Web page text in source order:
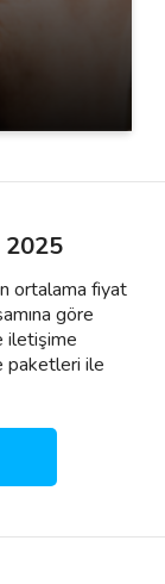
2025
ortalama fiyat
göre
iletişime
paketleri ile